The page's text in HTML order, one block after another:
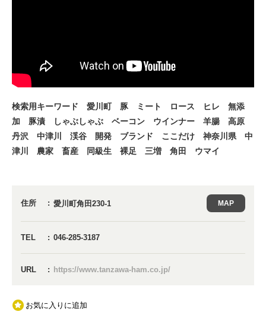
検索用キーワード 愛川町 豚 ミート ロース ヒレ 無添
加 豚漬 しゃぶしゃぶ ベーコン ウインナー 羊腸 高原
丹沢 中津川 渓谷 開発 ブランド ここだけ 神奈川県 中
津川 農家 畜産 同級生 裸足 三増 角田 ウマイ
住所 愛川町角田230-1 MAP
TEL 046-285-3187
URL https://www.tanzawa-ham.co.jp/
お気に入りに追加